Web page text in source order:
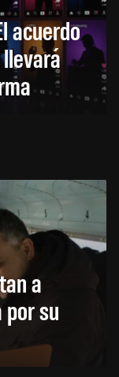
acuerdo
a
su